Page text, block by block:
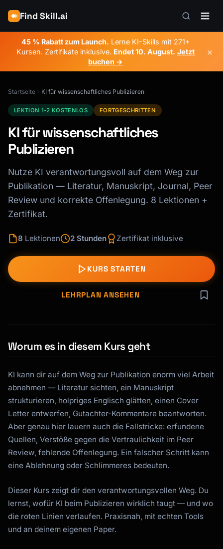
Find Skill.ai
45 % Rabatt zum Launch. Lerne KI-Skills mit 271+
Kursen. Zertifikate inklusive. Endet10. August. Jetzt
buchen →
×
Startseite KI für wissenschaftliches Publizieren
LEKTION 1-2 KOSTENLOS FORTGESCHRITTEN
KI für wissenschaftliches
Publizieren
Nutze KI verantwortungsvoll auf dem Weg zur
Publikation — Literatur, Manuskript, Journal, Peer
Review und korrekte Offenlegung. 8 Lektionen +
Zertifikat.
8 Lektionen 2 Stunden Zertifikat inklusive
KURS STARTEN
LEHRPLAN ANSEHEN
Worum es in diesem Kurs geht
KI kann dir auf dem Weg zur Publikation enorm viel Arbeit
abnehmen — Literatur sichten, ein Manuskript
strukturieren, holpriges Englisch glätten, einen Cover
Letter entwerfen, Gutachter-Kommentare beantworten.
Aber genau hier lauern auch die Fallstricke: erfundene
Quellen, Verstöße gegen die Vertraulichkeit im Peer
Review, fehlende Offenlegung. Ein falscher Schritt kann
eine Ablehnung oder Schlimmeres bedeuten.
Dieser Kurs zeigt dir den verantwortungsvollen Weg. Du
lernst, wofür KI beim Publizieren wirklich taugt — und wo
die roten Linien verlaufen. Praxisnah, mit echten Tools
und an deinem eigenen Paper.